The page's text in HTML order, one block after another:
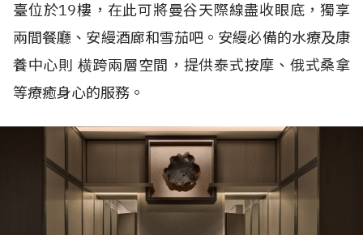
臺位於19樓，在此可將曼谷天際線盡收眼底，獨享
兩間餐廳、安縵酒廊和雪茄吧。安縵必備的水療及康
養中心則 横跨兩層空間，提供泰式按摩、俄式桑拿
等療癒身心的服務。